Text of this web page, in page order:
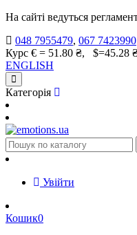
На сайті ведуться
048 7955479, 067 7423990
Курс € = 51.80 ₴, $=45.28
ENGLISH
Категорія
Увійти
Кошик0